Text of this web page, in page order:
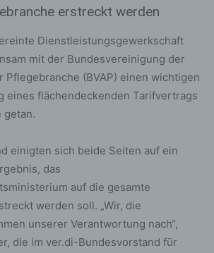
erstreckt werden
Dienstleistungsgewerkschaft
mit der Bundesvereinigung der
Pflegebranche (BVAP) einen wichtigen
eines flächendeckenden Tarifvertrags
getan.
einigten sich beide Seiten auf ein
das
auf die gesamte
werden soll. „Wir, die
unserer Verantwortung nach“,
die im ver.di-Bundesvorstand für